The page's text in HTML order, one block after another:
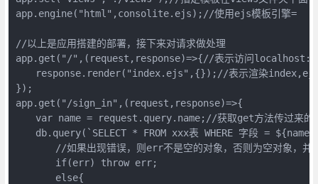
app.engine("html",consolite.ejs);//使用ejs模板引擎=
//以上是应用搭建的部署，接下来对请求做处理
app.get("/",(request,response)=>{//表示访问localhost:8080/
response.render("index.ejs",{});//表示渲染index,ejs模
});
app.get("/sign_in",(request,response)=>{
var name = request.query.name;//获取get方法传过来的
db.query(`SELECT * FROM xxx表 WHERE 字段 = ${name}`
//如果出现错误，则err不是空的对象，否则为空对象，并且
if(err) throw err;
else{